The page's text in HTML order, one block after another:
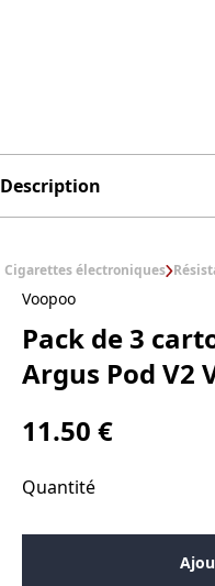
Description
Cigarettes électroniques
Voopoo
Pack de 3
Argus Pod V2
11.50 €
Quantité